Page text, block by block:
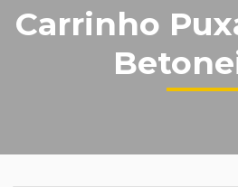
Carrinho